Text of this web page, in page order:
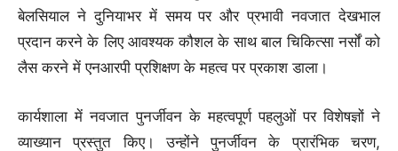
बेलसियाल ने दुनियाभर में समय पर और प्रभावी नवजात देखभाल
प्रदान करने के लिए आवश्यक कौशल के साथ बाल चिकित्सा नर्सों को
लैस करने में एनआरपी प्रशिक्षण के महत्व पर प्रकाश डाला।
कार्यशाला में नवजात पुनर्जीवन के महत्वपूर्ण पहलुओं पर विशेषज्ञों ने
व्याख्यान प्रस्तुत किए। उन्होंने पुनर्जीवन के प्रारंभिक चरण,